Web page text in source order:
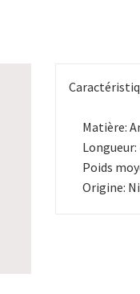
Matière:
Longueur:
Poids
Origine: